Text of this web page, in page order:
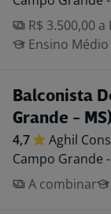
R$ 3.500,00 a
Ensino Médio
Balconista
Grande -
4,7 Aghil
Campo Grande
A combinar